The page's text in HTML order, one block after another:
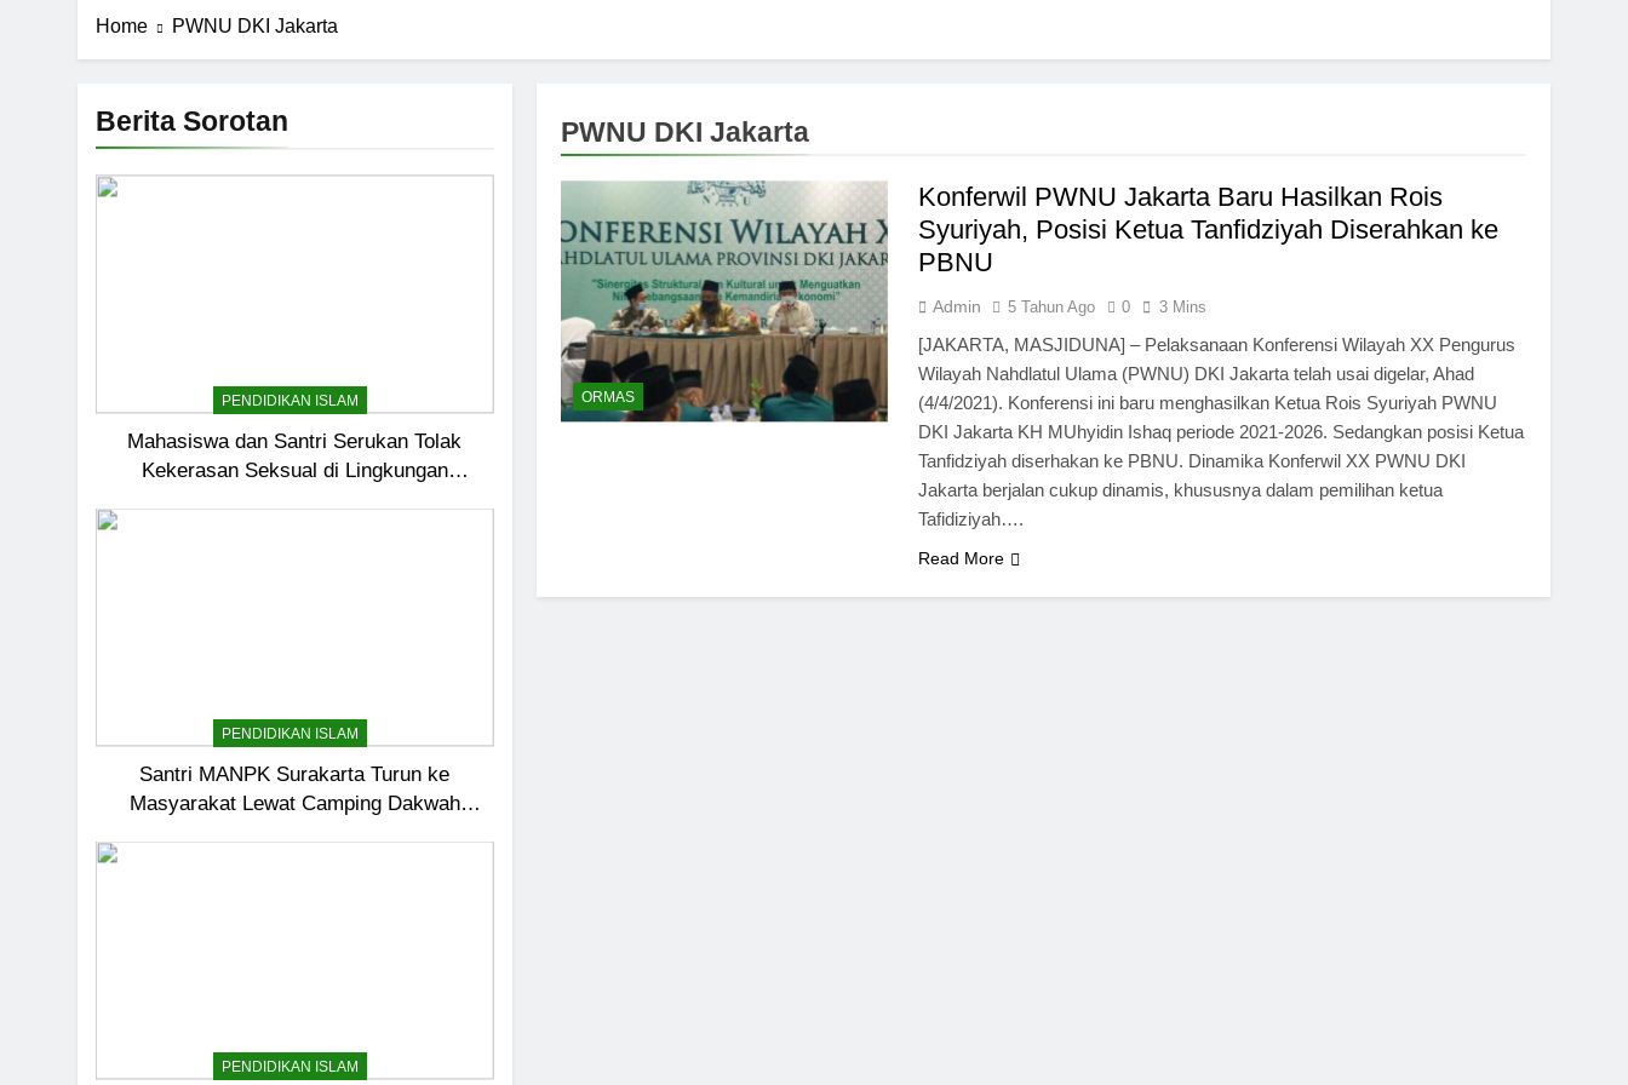
Home PWNU DKI Jakarta
Berita Sorotan
PENDIDIKAN ISLAM
Mahasiswa dan Santri Serukan Tolak
Kekerasan Seksual di Lingkungan
PENDIDIKAN ISLAM
Santri MANPK Surakarta Turun ke
Masyarakat Lewat Camping Dakwah
PENDIDIKAN ISLAM
PWNU DKI Jakarta
ORMAS
Konferwil PWNU Jakarta Baru Hasilkan Rois
Syuriyah, Posisi Ketua Tanfidziyah Diserahkan ke
PBNU
Admin 5 Tahun Ago 0 3 Mins
[JAKARTA, MASJIDUNA] – Pelaksanaan Konferensi Wilayah XX Pengurus
Wilayah Nahdlatul Ulama (PWNU) DKI Jakarta telah usai digelar, Ahad
(4/4/2021). Konferensi ini baru menghasilkan Ketua Rois Syuriyah PWNU
DKI Jakarta KH MUhyidin Ishaq periode 2021-2026. Sedangkan posisi Ketua
Tanfidziyah diserhakan ke PBNU. Dinamika Konferwil XX PWNU DKI
Jakarta berjalan cukup dinamis, khususnya dalam pemilihan ketua
Tafidiziyah….
Read More